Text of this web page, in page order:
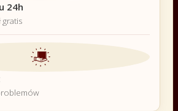
24h
gratis